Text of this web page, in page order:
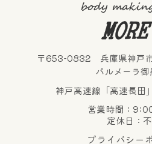
〒653-0832 兵庫県神戸
パルメーラ
神戸高速線「高速長田
営業時間：
定休日：
プライバシー